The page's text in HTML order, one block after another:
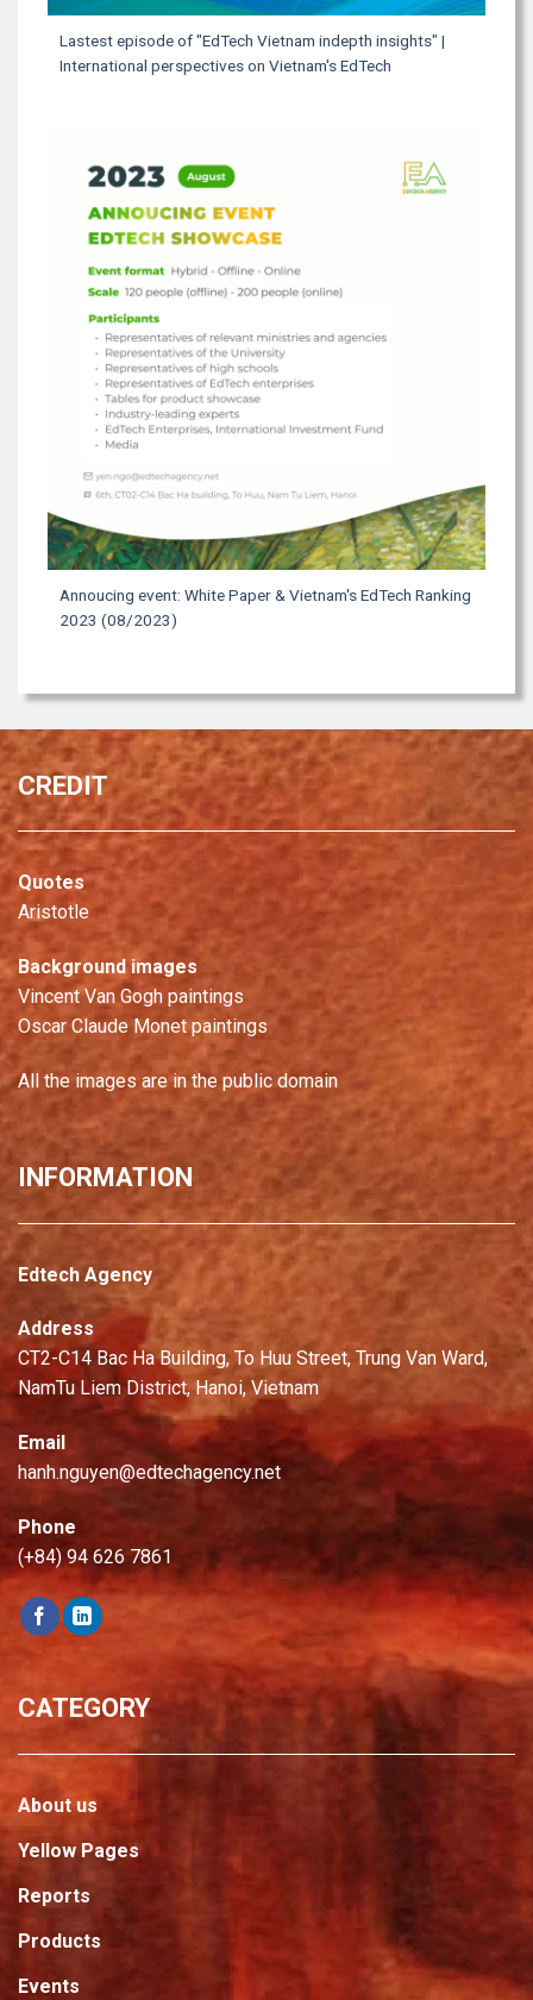
Lastest episode of "EdTech Vietnam indepth insights" |
International perspectives on Vietnam's EdTech
Annoucing event: White Paper & Vietnam's EdTech Ranking
2023 (08/2023)
CREDIT
Quotes
Aristotle
Background images
Vincent Van Gogh paintings
Oscar Claude Monet paintings
All the images are in the public domain
INFORMATION
Edtech Agency
Address
CT2-C14 Bac Ha Building, To Huu Street, Trung Van Ward,
NamTu Liem District, Hanoi, Vietnam
Email
hanh.nguyen@edtechagency.net
Phone
(+84) 94 626 7861
CATEGORY
About us
Yellow Pages
Reports
Products
Events